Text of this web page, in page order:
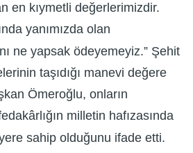
en kıymetli değerlerimizdir.
yanımızda olan
ne yapsak ödeyemeyiz.” Şehit
taşıdığı manevi değere
Ömeroğlu, onların
milletin hafızasında
sahip olduğunu ifade etti.